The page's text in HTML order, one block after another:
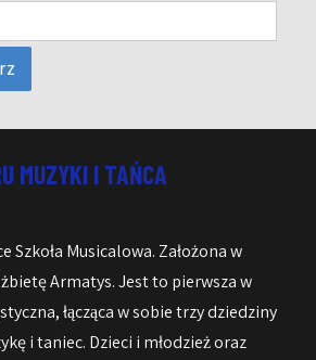
MUZYKI I TAŃCA
Szkoła Musicalowa. Założona w
Armatys. Jest to pierwsza w
łącząca w sobie trzy dziedziny
i taniec. Dzieci i młodzież oraz